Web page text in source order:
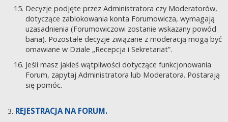
Decyzje podjęte przez Administratora czy Moderatorów,
dotyczące zablokowania konta Forumowicza, wymagają
uzasadnienia (Forumowiczowi zostanie wskazany powód
bana). Pozostałe decyzje związane z moderacją mogą być
omawiane w Dziale „Recepcja i Sekretariat”.
Jeśli masz jakieś wątpliwości dotyczące funkcjonowania
Forum, zapytaj Administratora lub Moderatora. Postarają
się pomóc.
REJESTRACJA NA FORUM.